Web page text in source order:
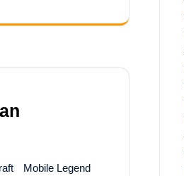
Mobile Legend